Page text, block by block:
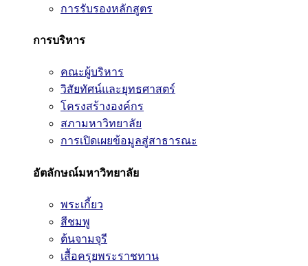
การรับรองหลักสูตร
การบริหาร
คณะผู้บริหาร
วิสัยทัศน์และยุทธศาสตร์
โครงสร้างองค์กร
สภามหาวิทยาลัย
การเปิดเผยข้อมูลสู่สาธารณะ
อัตลักษณ์มหาวิทยาลัย
พระเกี้ยว
สีชมพู
ต้นจามจุรี
เสื้อครุยพระราชทาน